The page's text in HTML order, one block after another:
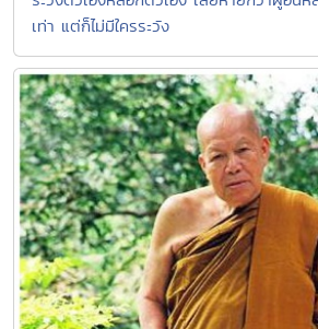
เท่า แต่ก็ไม่มีใครระวัง